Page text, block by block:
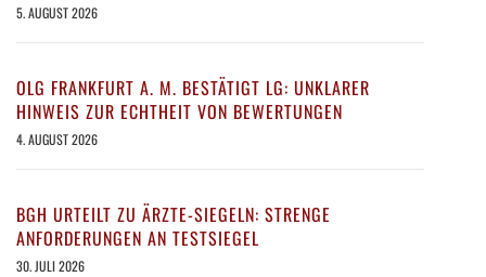
5. AUGUST 2026
OLG FRANKFURT A. M. BESTÄTIGT LG: UNKLARER
HINWEIS ZUR ECHTHEIT VON BEWERTUNGEN
4. AUGUST 2026
BGH URTEILT ZU ÄRZTE-SIEGELN: STRENGE
ANFORDERUNGEN AN TESTSIEGEL
30. JULI 2026